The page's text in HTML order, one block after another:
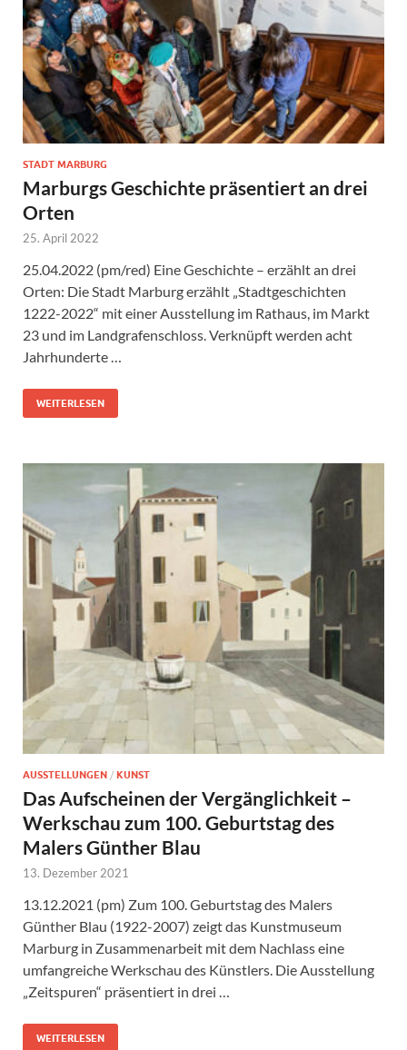
STADT MARBURG
Marburgs Geschichte präsentiert an drei
Orten
25. April 2022
25.04.2022 (pm/red) Eine Geschichte – erzählt an drei
Orten: Die Stadt Marburg erzählt „Stadtgeschichten
1222-2022“ mit einer Ausstellung im Rathaus, im Markt
23 und im Landgrafenschloss. Verknüpft werden acht
Jahrhunderte …
WEITERLESEN
AUSSTELLUNGEN / KUNST
Das Aufscheinen der Vergänglichkeit –
Werkschau zum 100. Geburtstag des
Malers Günther Blau
13. Dezember 2021
13.12.2021 (pm) Zum 100. Geburtstag des Malers
Günther Blau (1922-2007) zeigt das Kunstmuseum
Marburg in Zusammenarbeit mit dem Nachlass eine
umfangreiche Werkschau des Künstlers. Die Ausstellung
„Zeitspuren“ präsentiert in drei …
WEITERLESEN